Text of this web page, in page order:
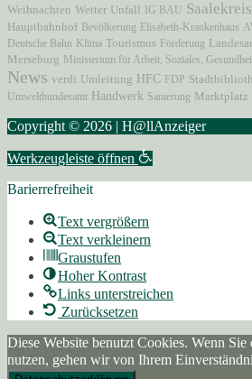
Weihnachten Wetter Unfall IG BAU Saalekreis
Hauptbahnhof Bevölkerung Elisabeth-Krankenhaus
Deutsche Bahn Klima Tourismus Förderung
Merseburg Ministerium für Arbeit, Soziales,
News verdi Umleitung HFC FDP
Umweltbundesamt Handwerk Sanierung Marktplatz
Copyright © 2026 | H@llAnzeiger
Werkzeugleiste öffnen
Barierrefreiheit
Text vergrößern
Text verkleinern
Graustufen
Hoher Kontrast
Links unterstreichen
Zurücksetzen
Diese Website benutzt Cookies. Wenn Sie
nutzen, gehen wir von Ihrem